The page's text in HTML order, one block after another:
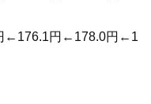
←176.1円←178.0円←1